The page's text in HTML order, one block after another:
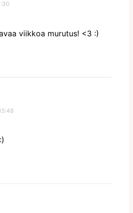
viikkoa murutus! <3 :)